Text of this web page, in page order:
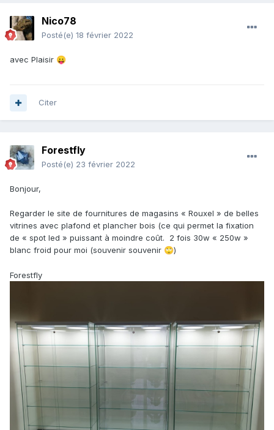
Nico78
Posté(e) 18 février 2022
avec Plaisir 😛
Citer
Forestfly
Posté(e) 23 février 2022
Bonjour,
Regarder le site de fournitures de magasins « Rouxel » de belles
vitrines avec plafond et plancher bois (ce qui permet la fixation
de « spot led » puissant à moindre coût. 2 fois 30w « 250w »
blanc froid pour moi (souvenir souvenir 🙄)
Forestfly